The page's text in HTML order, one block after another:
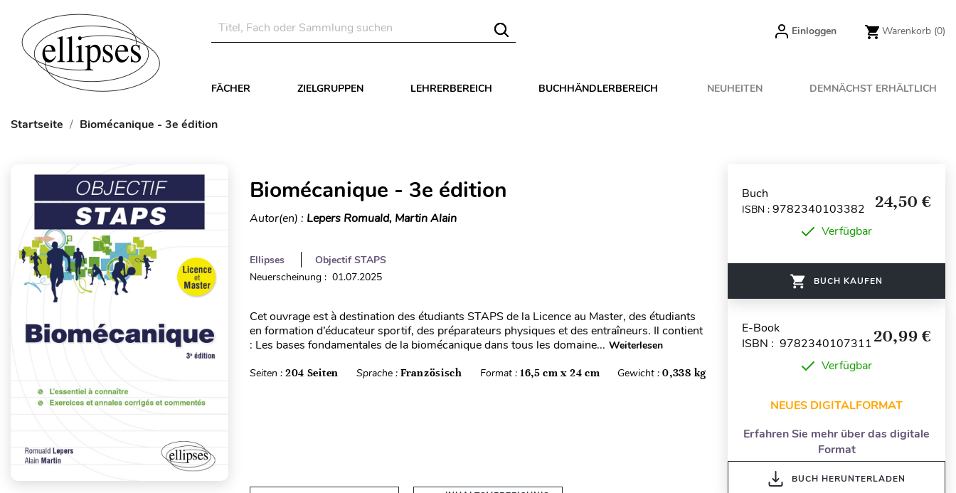
Einloggen Warenkorb (0)
FÄCHER ZIELGRUPPEN LEHRERBEREICH BUCHHÄNDLERBEREICH NEUHEITEN DEMNÄCHST ERHÄLTLICH
Startseite Biomécanique - 3e édition
Biomécanique - 3e édition
Autor(en) : Lepers Romuald, Martin Alain
Ellipses
Objectif STAPS
Neuerscheinung : 01.07.2025
Cet ouvrage est à destination des étudiants STAPS de la Licence au Master, des étudiants
en formation d’éducateur sportif, des préparateurs physiques et des entraîneurs. Il contient
: Les bases fondamentales de la biomécanique dans tous les domaine... Weiterlesen
Seiten : 204 Seiten Sprache :Französisch Format : 16,5 cm x 24 cm Gewicht :0,338 kg
Buch
ISBN : 9782340103382 24,50 €
Verfügbar
BUCH KAUFEN
E-Book
ISBN : 978234010731120,99 €
Verfügbar
NEUES DIGITALFORMAT
Erfahren Sie mehr über das digitale
Format
BUCH HERUNTERLADEN